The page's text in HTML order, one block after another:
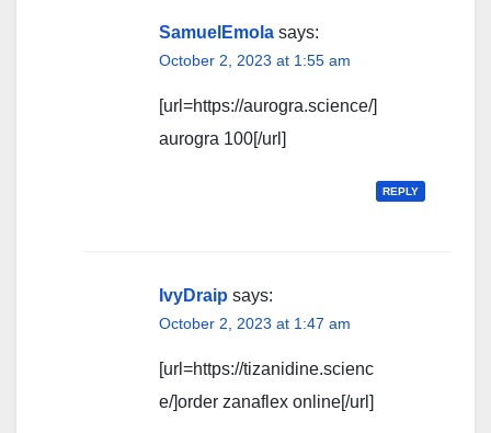
SamuelEmola says:
October 2, 2023 at 1:55 am
[url=https://aurogra.science/]
aurogra 100[/url]
REPLY
IvyDraip says:
October 2, 2023 at 1:47 am
[url=https://tizanidine.scienc
e/]order zanaflex online[/url]